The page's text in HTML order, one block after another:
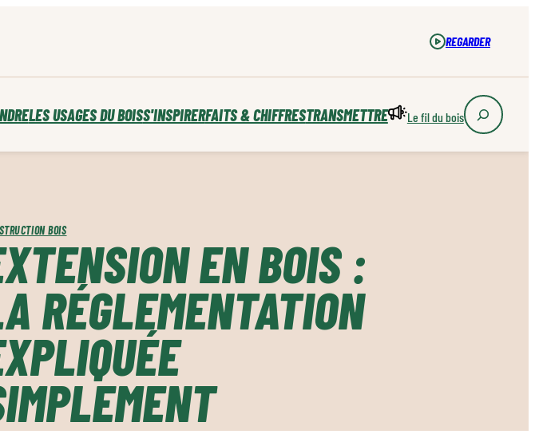
REGARDER
LES USAGES DU BOISS'INSPIRERFAITS & CHIFFRESTRANSMETTRE Le fil du bois
BOIS
EN BOIS :
RÉGLEMENTATION